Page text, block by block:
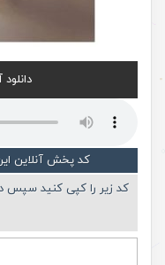
کد پخش آنلاین
کد زیر را کپی کنید سپس